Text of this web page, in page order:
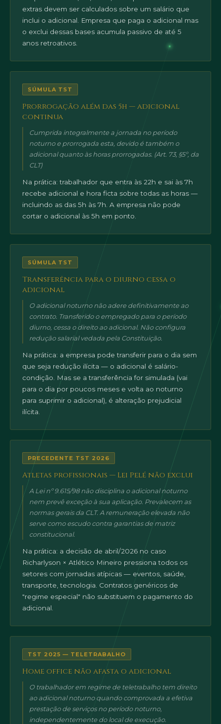
extras devem ser calculados sobre um salário que
inclui o adicional. Empresa que paga o adicional mas
o exclui dessas bases acumula passivo de até 5
anos retroativos.
SÚMULA TST
Prorrogação além das 5h — adicional
continua
Cumprida integralmente a jornada no período
noturno e prorrogada esta, devido é também o
adicional quanto às horas prorrogadas. (Art. 73, §5º, da
CLT)
Na prática: trabalhador que entra às 22h e sai às 7h
recebe adicional e hora ficta sobre todas as horas —
incluindo as das 5h às 7h. A empresa não pode
cortar o adicional às 5h em ponto.
SÚMULA TST
Transferência para o diurno cessa o
adicional
O adicional noturno não adere definitivamente ao
contrato. Transferido o empregado para o período
diurno, cessa o direito ao adicional. Não configura
redução salarial vedada pela Constituição.
Na prática: a empresa pode transferir para o dia sem
que seja redução ilícita — o adicional é salário-
condição. Mas se a transferência for simulada (vai
para o dia por poucos meses e volta ao noturno
para suprimir o adicional), é alteração prejudicial
ilícita.
PRECEDENTE TST 2026
Atletas profissionais — Lei Pelé não exclui
A Lei nº 9.615/98 não disciplina o adicional noturno
nem prevê exceção à sua aplicação. Prevalecem as
normas gerais da CLT. A remuneração elevada não
serve como escudo contra garantias de matriz
constitucional.
Na prática: a decisão de abril/2026 no caso
Richarlyson × Atlético Mineiro pressiona todos os
setores com jornadas atípicas — eventos, saúde,
transporte, tecnologia. Contratos genéricos de
"regime especial" não substituem o pagamento do
adicional.
TST 2025 — TELETRABALHO
Home office não afasta o adicional
O trabalhador em regime de teletrabalho tem direito
ao adicional noturno quando comprovada a efetiva
prestação de serviços no período noturno,
independentemente do local de execução.